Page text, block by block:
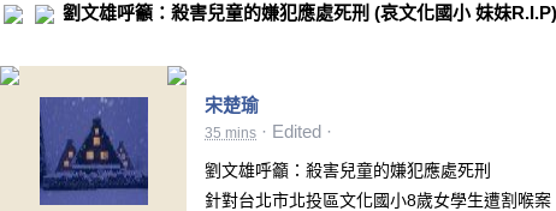
劉文雄呼籲：殺害兒童的嫌犯應處死刑 (哀文化國小 妹妹R.I.P)
宋楚瑜
35 mins · Edited ·
劉文雄呼籲：殺害兒童的嫌犯應處死刑
針對台北市北投區文化國小8歲女學生遭割喉